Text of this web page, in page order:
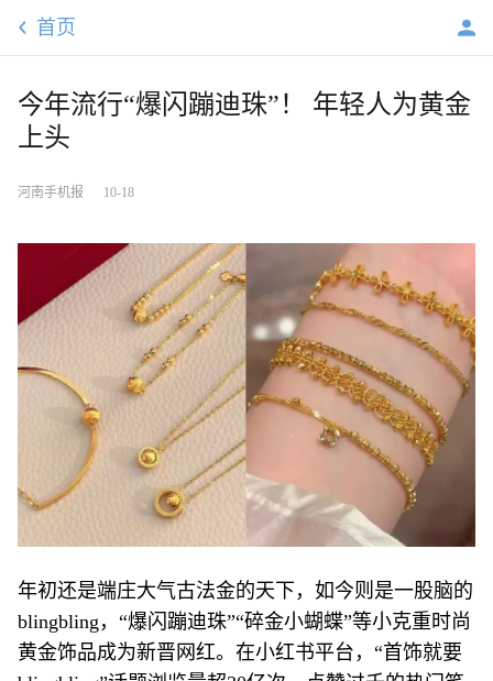
首页
今年流行“爆闪蹦迪珠”！ 年轻人为黄金
上头
河南手机报 10-18
年初还是端庄大气古法金的天下，如今则是一股脑的
blingbling，“爆闪蹦迪珠”“碎金小蝴蝶”等小克重时尚
黄金饰品成为新晋网红。在小红书平台，“首饰就要